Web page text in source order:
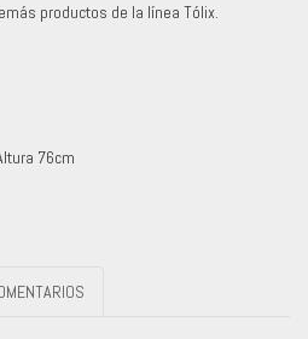
productos de la línea Tólix.
76cm